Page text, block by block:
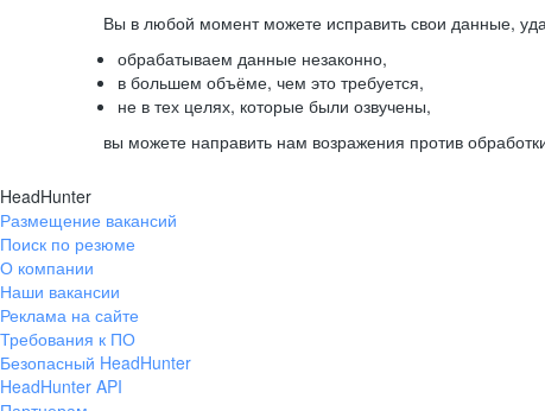
Вы в любой момент можете исправить свои данные,
обрабатываем данные незаконно,
в большем объёме, чем это требуется,
не в тех целях, которые были озвучены,
вы можете направить нам возражения против
HeadHunter
Размещение вакансий
Поиск по резюме
О компании
Наши вакансии
Реклама на сайте
Требования к ПО
Безопасный HeadHunter
HeadHunter API